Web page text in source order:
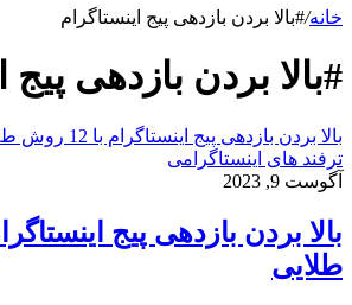
خانه/#بالا بردن بازدهی پیج اینستاگرام
#بالا بردن بازدهی پیج
بالا بردن بازدهی پیج اینستاگرام با 12 روش طلایی
ترفند های اینستاگرامی
آگوست 9, 2023
طلایی